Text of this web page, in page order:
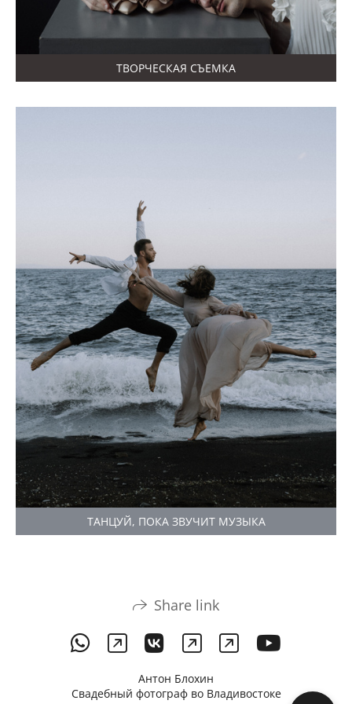
ТВОРЧЕСКАЯ СЪЕМКА
ТАНЦУЙ, ПОКА ЗВУЧИТ МУЗЫКА
Share link
Антон Блохин
Свадебный фотограф во Владивостоке